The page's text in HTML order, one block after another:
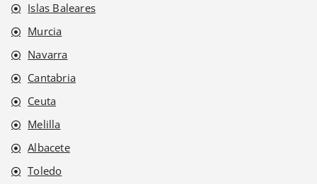
Islas Baleares
Murcia
Navarra
Cantabria
Ceuta
Melilla
Albacete
Toledo